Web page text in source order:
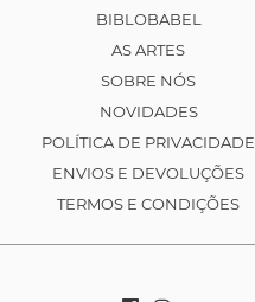
BIBLOBABEL
AS ARTES
SOBRE NÓS
NOVIDADES
POLÍTICA DE PRIVACIDADE
ENVIOS E DEVOLUÇÕES
TERMOS E CONDIÇÕES